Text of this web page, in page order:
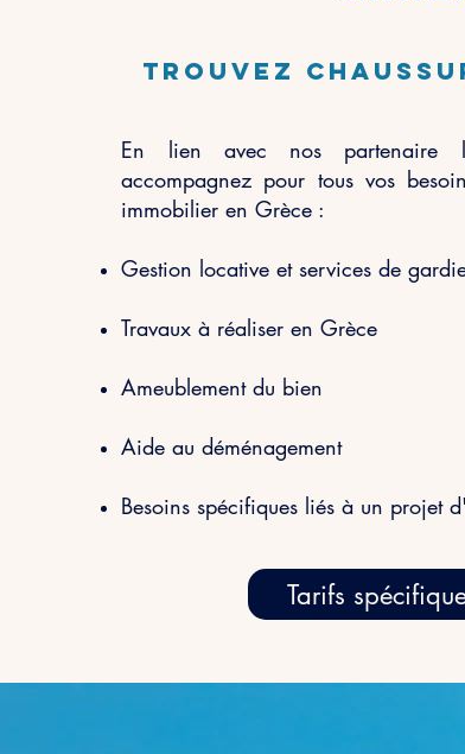
trouvez
En lien avec nos partenaire
accompagnez pour tous vos
immobilier en Grèce :
Gestion locative et services de
Travaux à réaliser en Grèce
Ameublement du bien
Aide au déménagement
Besoins spécifiques liés à un projet
Tarifs